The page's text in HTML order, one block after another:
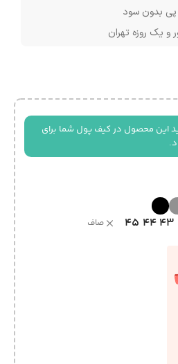
و یک روزه تهران
این محصول در کیف پول شما برای
43
44
45 صاف